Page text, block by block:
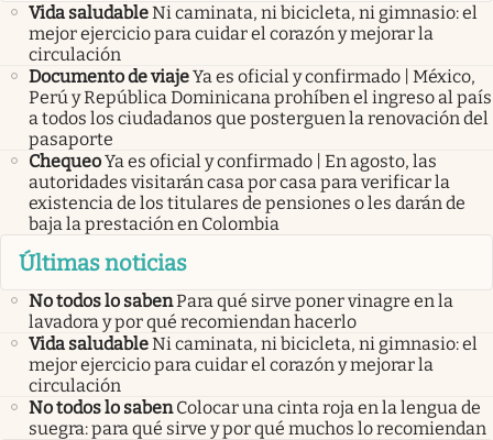
Vida saludableNi caminata, ni bicicleta, ni gimnasio: el
mejor ejercicio para cuidar el corazón y mejorar la
circulación
Documento de viajeYa es oficial y confirmado | México,
Perú y República Dominicana prohíben el ingreso al país
a todos los ciudadanos que posterguen la renovación del
pasaporte
ChequeoYa es oficial y confirmado | En agosto, las
autoridades visitarán casa por casa para verificar la
existencia de los titulares de pensiones o les darán de
baja la prestación en Colombia
Últimas noticias
No todos lo sabenPara qué sirve poner vinagre en la
lavadora y por qué recomiendan hacerlo
Vida saludableNi caminata, ni bicicleta, ni gimnasio: el
mejor ejercicio para cuidar el corazón y mejorar la
circulación
No todos lo saben Colocar una cinta roja en la lengua de
suegra: para qué sirve y por qué muchos lo recomiendan